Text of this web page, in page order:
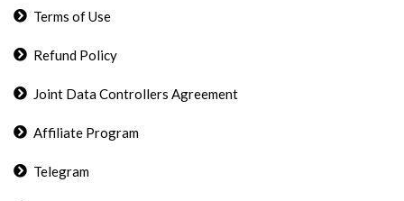
Terms of Use
Refund Policy
Joint Data Controllers Agreement
Affiliate Program
Telegram